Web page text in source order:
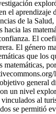
el
de la
las
El
El género
que los
general
un nivel
al
se permitió